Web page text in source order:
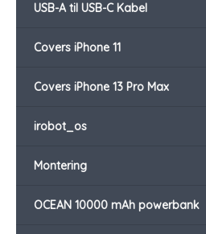
USB-A til USB-C Kabel
Covers iPhone 11
Covers iPhone 13 Pro Max
irobot_os
Montering
OCEAN 10000 mAh powerbank